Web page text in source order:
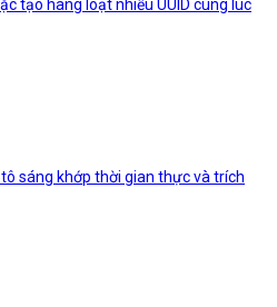
tạo hàng loạt nhiều UUID cùng lúc
sáng khớp thời gian thực và trích